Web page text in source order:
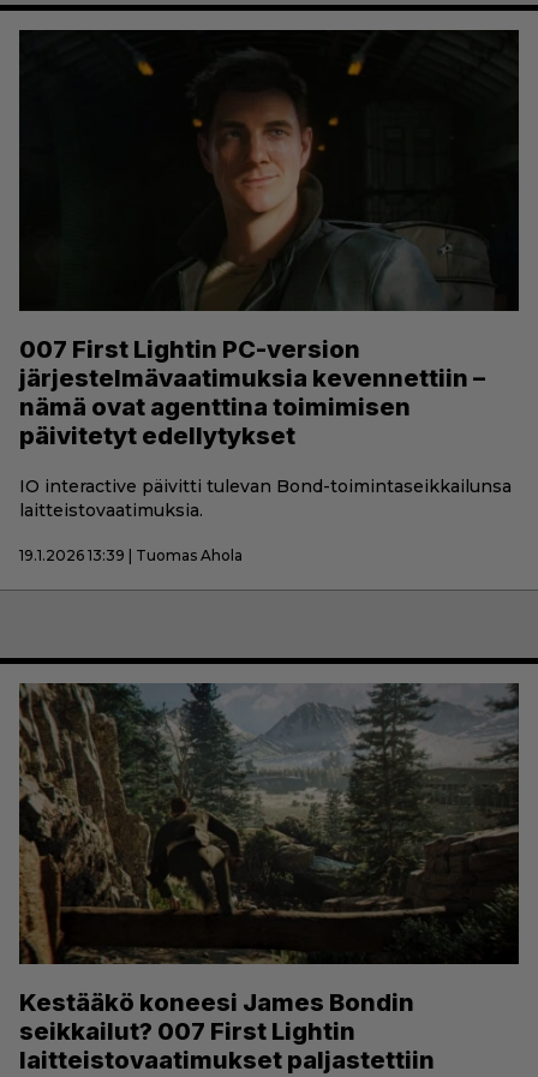
007 First Lightin PC-version
järjestelmävaatimuksia kevennettiin –
nämä ovat agenttina toimimisen
päivitetyt edellytykset
IO interactive päivitti tulevan Bond-toimintaseikkailunsa
laitteistovaatimuksia.
19.1.2026 13:39 | Tuomas Ahola
Kestääkö koneesi James Bondin
seikkailut? 007 First Lightin
laitteistovaatimukset paljastettiin